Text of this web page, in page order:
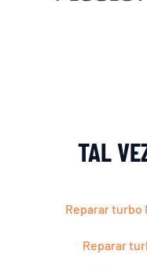
TAL
Reparar turbo
Reparar